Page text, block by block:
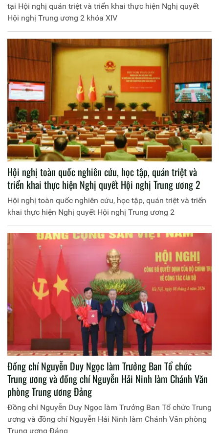
tại Hội nghị quán triệt và triển khai thực hiện Nghị quyết
Hội nghị Trung ương 2 khóa XIV
Hội nghị toàn quốc nghiên cứu, học tập, quán triệt và
triển khai thực hiện Nghị quyết Hội nghị Trung ương 2
Hội nghị toàn quốc nghiên cứu, học tập, quán triệt và triển
khai thực hiện Nghị quyết Hội nghị Trung ương 2
Đồng chí Nguyễn Duy Ngọc làm Trưởng Ban Tổ chức
Trung ương và đồng chí Nguyễn Hải Ninh làm Chánh Văn
phòng Trung ương Đảng
Đồng chí Nguyễn Duy Ngọc làm Trưởng Ban Tổ chức Trung
ương và đồng chí Nguyễn Hải Ninh làm Chánh Văn phòng
Trung ương Đảng